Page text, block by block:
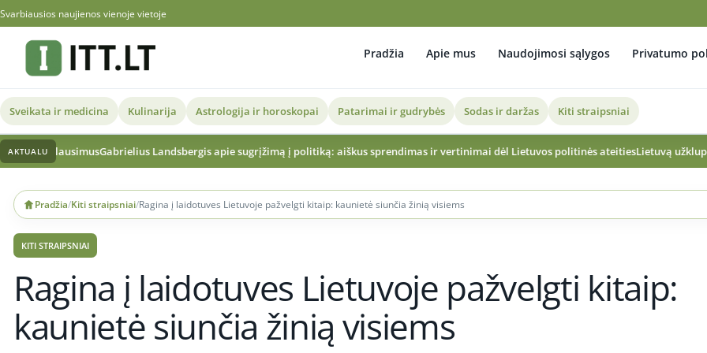
Svarbiausios naujienos vienoje vietoje
Pradžia Apie mus Naudojimosi sąlygos Privatumo
Sveikata ir medicina Kulinarija Astrologija ir horoskopai Patarimai ir gudrybės Sodas ir daržas Kiti straipsniai
AKTUALU
Gabrielius Landsbergis apie sugrįžimą į politiką: aiškus sprendimas ir vertinimai dėl Lietuvos politinės ateitiesLietuvą užklups pietietiško
content
Pradžia/Kiti straipsniai/Ragina į laidotuves Lietuvoje pažvelgti kitaip: kaunietė siunčia žinią visiems
KITI STRAIPSNIAI
Ragina į laidotuves Lietuvoje pažvelgti kitaip:
kaunietė siunčia žinią visiems